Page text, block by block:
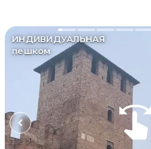
ИНДИВИДУАЛЬНАЯ
пешком